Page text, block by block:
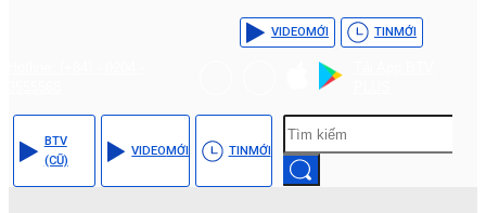
VIDEOMỚI TINMỚI
BTV
(CŨ)
VIDEOMỚI TINMỚI